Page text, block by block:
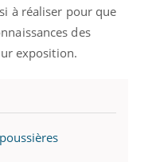
à réaliser pour que
des
exposition.